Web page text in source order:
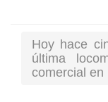
Hoy hace
última
comercial en